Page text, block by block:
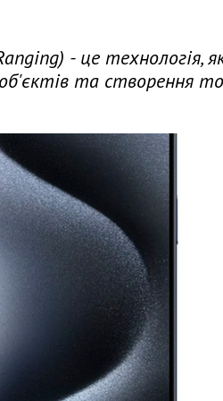
- це технологія,
та створення